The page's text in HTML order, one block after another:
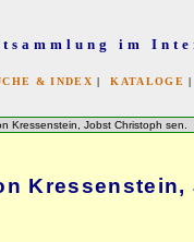
im
& INDEX |KATALOGE
Kressenstein, Jobst Christoph sen.